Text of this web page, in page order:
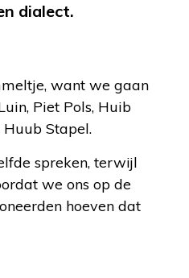
dialect.
want we gaan
Piet Pols, Huib
Stapel.
spreken, terwijl
we ons op de
hoeven dat